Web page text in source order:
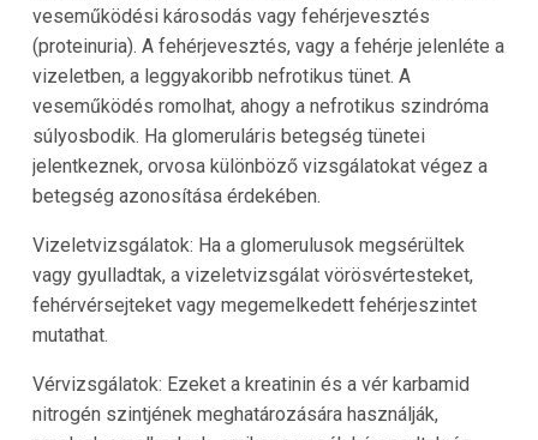
veseműködési károsodás vagy fehérjevesztés
(proteinuria). A fehérjevesztés, vagy a fehérje jelenléte a
vizeletben, a leggyakoribb nefrotikus tünet. A
veseműködés romolhat, ahogy a nefrotikus szindróma
súlyosbodik. Ha glomeruláris betegség tünetei
jelentkeznek, orvosa különböző vizsgálatokat végez a
betegség azonosítása érdekében.
Vizeletvizsgálatok: Ha a glomerulusok megsérültek
vagy gyulladtak, a vizeletvizsgálat vörösvértesteket,
fehérvérsejteket vagy megemelkedett fehérjeszintet
mutathat.
Vérvizsgálatok: Ezeket a kreatinin és a vér karbamid
nitrogén szintjének meghatározására használják,